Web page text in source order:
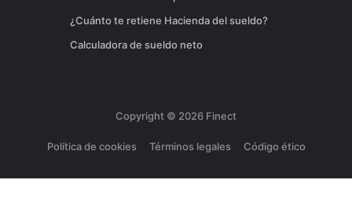
¿Cuánto te retiene Hacienda del sueldo?
Calculadora de sueldo neto
Copyright © 2026 Finect
Política de cookies Términos legales Código ético